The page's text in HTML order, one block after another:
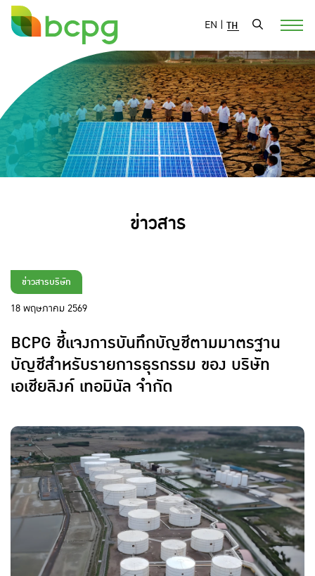
EN | TH
ข่าวสาร
ข่าวสารบริษัท
18 พฤษภาคม 2569
BCPG ชี้แจงการบันทึกบัญชีตามมาตรฐาน
บัญชีสำหรับรายการธุรกรรม ของ บริษัท
เอเชียลิงค์ เทอมินัล จำกัด